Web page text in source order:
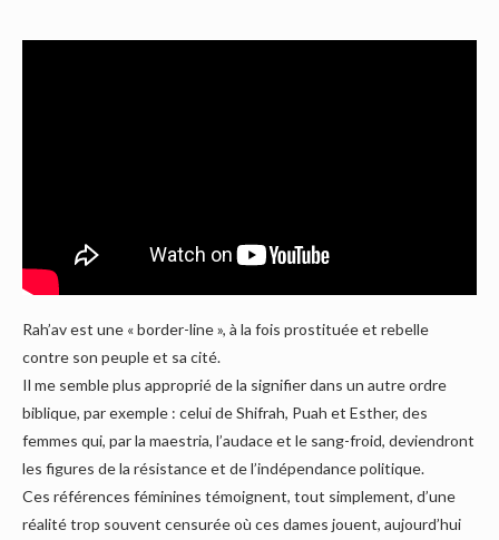
Rah’av est une « border-line », à la fois prostituée et rebelle
contre son peuple et sa cité.
Il me semble plus approprié de la signifier dans un autre ordre
biblique, par exemple : celui de Shifrah, Puah et Esther, des
femmes qui, par la maestria, l’audace et le sang-froid, deviendront
les figures de la résistance et de l’indépendance politique.
Ces références féminines témoignent, tout simplement, d’une
réalité trop souvent censurée où ces dames jouent, aujourd’hui